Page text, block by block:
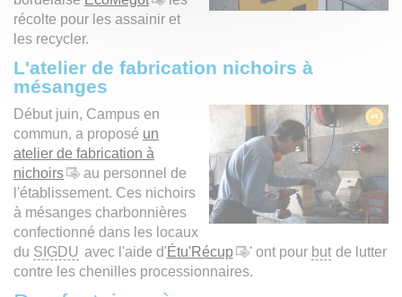
récolte pour les assainir et
les recycler.
L'atelier de fabrication nichoirs à
mésanges
Début juin, Campus en
commun, a proposé un
atelier de fabrication à
nichoirs
au personnel de
l'établissement. Ces nichoirs
à mésanges charbonnières
confectionné dans les locaux
du SIGDU avec l'aide d'Étu'Récup ' ont pour but de lutter
contre les chenilles processionnaires.